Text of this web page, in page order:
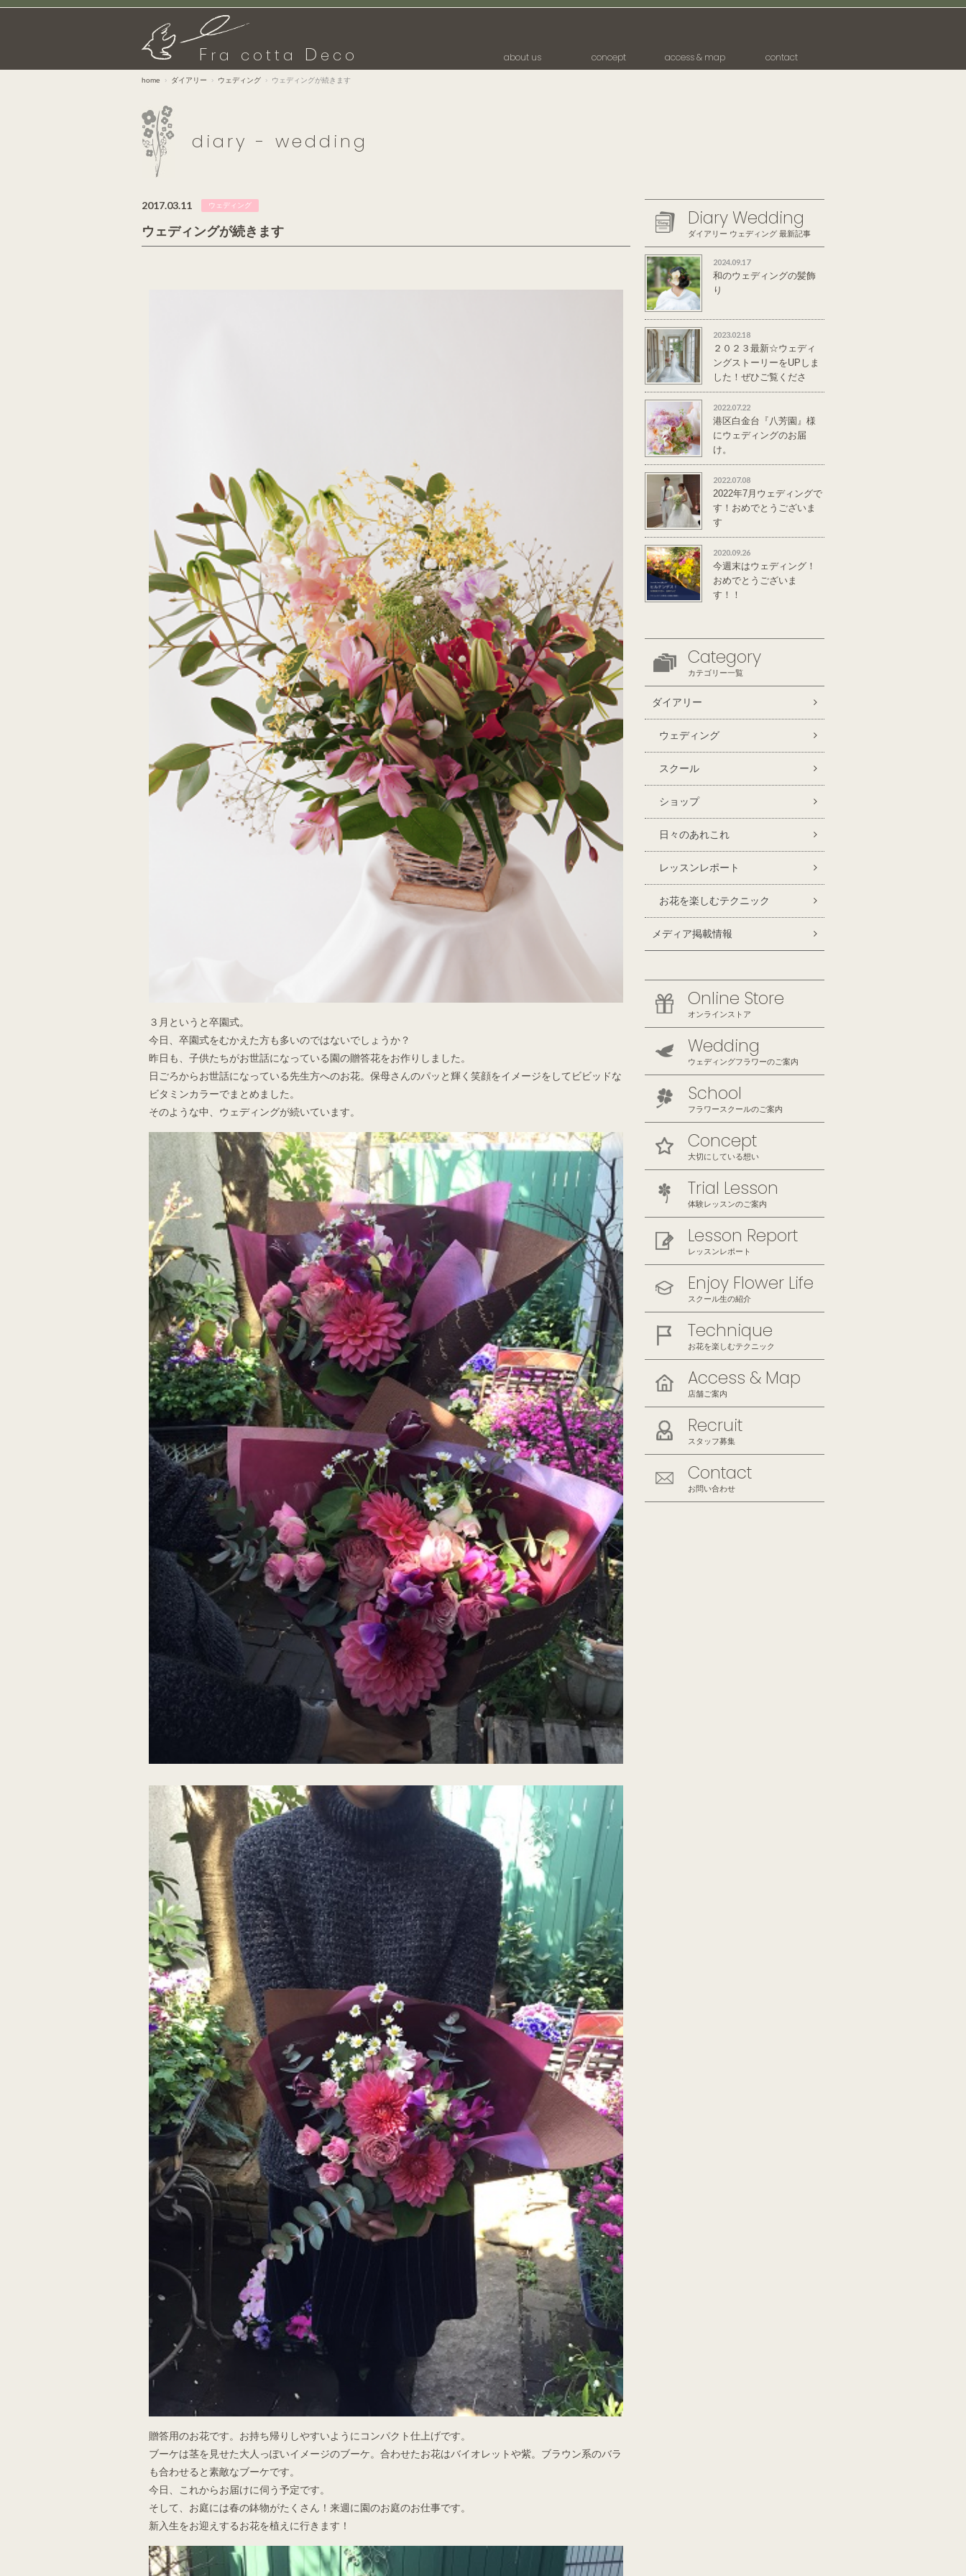
F ra cotta D eco about us concept access & map contact
home ダイアリー ウェディング ウェディングが続きます
diary - wedding
2017.03.11 ウェディング
ウェディングが続きます
３月というと卒園式。
今日、卒園式をむかえた方も多いのではないでしょうか？
昨日も、子供たちがお世話になっている園の贈答花をお作りしました。
日ごろからお世話になっている先生方へのお花。保母さんのパッと輝く笑顔をイメージをしてビビッドな
ビタミンカラーでまとめました。
そのような中、ウェディングが続いています。
贈答用のお花です。お持ち帰りしやすいようにコンパクト仕上げです。
ブーケは茎を見せた大人っぽいイメージのブーケ。合わせたお花はバイオレットや紫。ブラウン系のバラ
も合わせると素敵なブーケです。
今日、これからお届けに伺う予定です。
そして、お庭には春の鉢物がたくさん！来週に園のお庭のお仕事です。
新入生をお迎えするお花を植えに行きます！
Diary Wedding
ダイアリー ウェディング 最新記事
2024.09.17
和のウェディングの髪飾
り
2023.02.18
２０２３最新☆ウェディ
ングストーリーをUPしま
した！ぜひご覧くださ
い。
2022.07.22
港区白金台『八芳園』様
にウェディングのお届
け。
2022.07.08
2022年7月ウェディングで
す！おめでとうございま
す
2020.09.26
今週末はウェディング！
おめでとうございま
す！！
Category
カテゴリー一覧
ダイアリー
ウェディング
スクール
ショップ
日々のあれこれ
レッスンレポート
お花を楽しむテクニック
メディア掲載情報
Online Store
オンラインストア
Wedding
ウェディングフラワーのご案内
School
フラワースクールのご案内
Concept
大切にしている想い
Trial Lesson
体験レッスンのご案内
Lesson Report
レッスンレポート
Enjoy Flower Life
スクール生の紹介
Technique
お花を楽しむテクニック
Access & Map
店舗ご案内
Recruit
スタッフ募集
Contact
お問い合わせ